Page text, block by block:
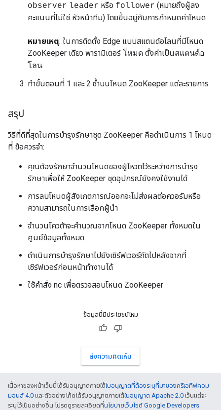
observer leader หรือ follower (หมายถึงผู้ลง
คะแนนที่ไม่ใช่ หัวหน้าทีม) โดยขึ้นอยู่กับการกำหนดค่าโหนด
หมายเหตุ: ในการติดตั้ง Edge แบบสแตนด์อโลนที่มีโหนด
ZooKeeper เดียว พารามิเตอร์ โหมด ตั้งค่าเป็นสแตนด์อ
โลน
ทำขั้นตอนที่ 1 และ 2 ซ้ำบนโหนด ZooKeeper แต่ละรายการ
สรุป
วิธีที่ดีที่สุดในการบำรุงรักษาชุด ZooKeeper คือดำเนินการ 1 โหนด
ที่ ข้อควรจำ:
คุณต้องรักษาจำนวนโหนดของผู้โหวตไว้ระหว่างการบำรุง
รักษาเพื่อให้ ZooKeeper ชุดอุปกรณ์ยังคงใช้งานได้
การลบโหนดผู้สังเกตการณ์ออกจะไม่ส่งผลต่อควอรัมหรือ
ความสามารถในการเลือกผู้นำ
จำนวนโควต้าจะคำนวณจากโหนด ZooKeeper ทั้งหมดใน
ศูนย์ข้อมูลทั้งหมด
ดำเนินการบำรุงรักษาไปยังเซิร์ฟเวอร์ถัดไปหลังจากที่
เซิร์ฟเวอร์ก่อนหน้าทำงานได้
ใช้คำสั่ง nc เพื่อตรวจสอบโหนด ZooKeeper
ข้อมูลนี้มีประโยชน์ไหม
ส่งความคิดเห็น
เนื้อหาของหน้าเว็บนี้ได้รับอนุญาตภายใต้ใบอนุญาตที่ต้องระบุที่มาของครีเอทีฟคอม
มอนส์ 4.0 และตัวอย่างโค้ดได้รับอนุญาตภายใต้ใบอนุญาต Apache 2.0 เว้นแต่จะ
ระบุไว้เป็นอย่างอื่น โปรดดูรายละเอียดที่นโยบายเว็บไซต์ Google Developers